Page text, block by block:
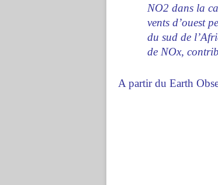
NO2 dans la
vents d’ouest
du sud de
de NOx,
A partir du Earth